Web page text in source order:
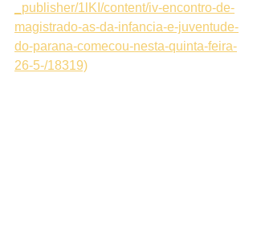
_publisher/1lKI/content/iv-encontro-de-
magistrado-as-da-infancia-e-juventude-
do-parana-comecou-nesta-quinta-feira-
26-5-/18319)